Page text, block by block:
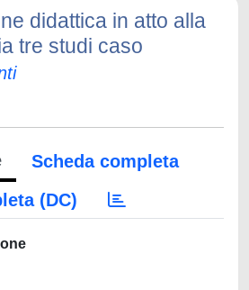
didattica in atto alla
tre studi caso
Scheda completa
(DC)